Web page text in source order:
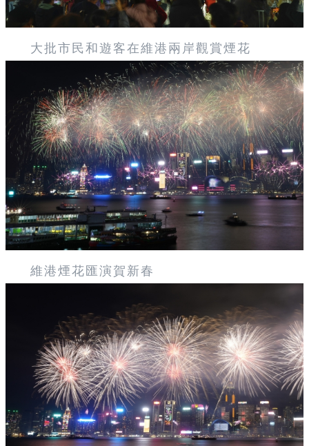
大批市民和遊客在維港兩岸觀賞煙花
維港煙花匯演賀新春